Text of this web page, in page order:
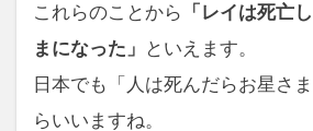
これらのことから 「レイは死亡
まになった」 といえます。
日本でも「人は死んだらお星さ
らいいますね。